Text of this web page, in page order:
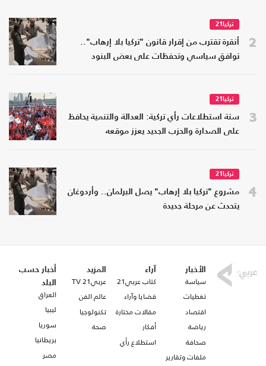
2
تركيا21
أنقرة تقترب من إقرار قانون "تركيا بلا إرهاب"..
توافق سياسي وتحفظات على بعض البنود
3
تركيا21
ستة استطلاعات رأي تركية: العدالة والتنمية يحافظ
على الصدارة والحزب الجديد يعزز موقعه
4
تركيا21
مشروع "تركيا بلا إرهاب" يصل البرلمان.. وأردوغان
يتحدث عن مرحلة جديدة
الأخبار
سياسة
تغطيات
اقتصاد
رياضة
صحافة
ملفات وتقارير
آراء
كتاب عربي21
قضايا وآراء
مقالات مختارة
أفكار
استطلاع رأي
المزيد
عربي21 TV
عالم الفن
تكنولوجيا
صحة
أخبار حسب
البلد
العراق
ليبيا
سوريا
بريطانيا
مصر